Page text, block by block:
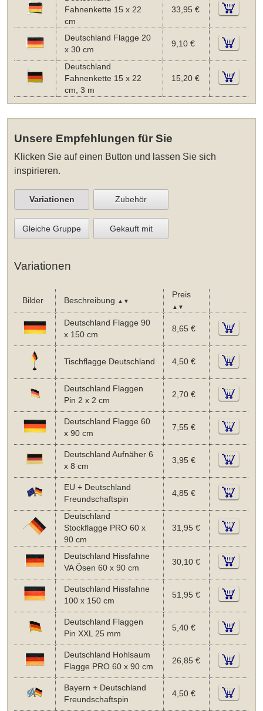
Fahnenkette 15 x 22
cm
33,95 €
Deutschland Flagge 20
x 30 cm
9,10 €
Deutschland
Fahnenkette 15 x 22
cm, 3 m
15,20 €
Unsere Empfehlungen für Sie
Klicken Sie auf einen Button und lassen Sie sich
inspirieren.
Variationen Zubehör
Gleiche Gruppe Gekauft mit
Variationen
Bilder Beschreibung ▲▼
Preis
▲▼
Deutschland Flagge 90
x 150 cm
8,65 €
Tischflagge Deutschland 4,50 €
Deutschland Flaggen
Pin 2 x 2 cm
2,70 €
Deutschland Flagge 60
x 90 cm
7,55 €
Deutschland Aufnäher 6
x 8 cm
3,95 €
EU + Deutschland
Freundschaftspin
4,85 €
Deutschland
Stockflagge PRO 60 x
90 cm
31,95 €
Deutschland Hissfahne
VA Ösen 60 x 90 cm
30,10 €
Deutschland Hissfahne
100 x 150 cm
51,95 €
Deutschland Flaggen
Pin XXL 25 mm
5,40 €
Deutschland Hohlsaum
Flagge PRO 60 x 90 cm
26,85 €
Bayern + Deutschland
Freundschaftspin
4,50 €